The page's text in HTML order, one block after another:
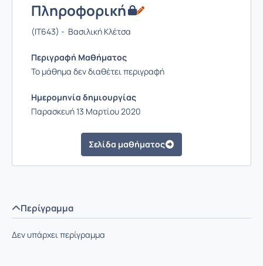
Πληροφορική
(IT643) - Βασιλική Κλέτσα
Περιγραφή Μαθήματος
Το μάθημα δεν διαθέτει περιγραφή
Ημερομηνία δημιουργίας
Παρασκευή 13 Μαρτίου 2020
Σελίδα μαθήματος
Περίγραμμα
Δεν υπάρχει περίγραμμα